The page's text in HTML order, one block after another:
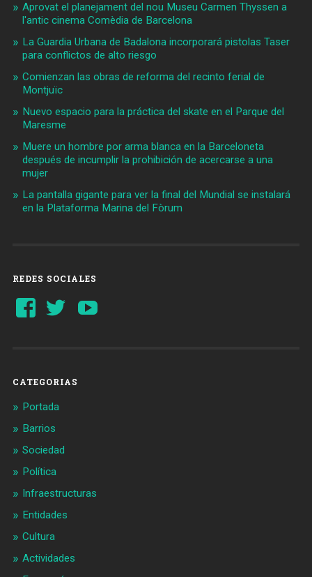
Aprovat el planejament del nou Museu Carmen Thyssen a
l'antic cinema Comèdia de Barcelona
La Guardia Urbana de Badalona incorporará pistolas Taser
para conflictos de alto riesgo
Comienzan las obras de reforma del recinto ferial de
Montjuïc
Nuevo espacio para la práctica del skate en el Parque del
Maresme
Muere un hombre por arma blanca en la Barceloneta
después de incumplir la prohibición de acercarse a una
mujer
La pantalla gigante para ver la final del Mundial se instalará
en la Plataforma Marina del Fòrum
REDES SOCIALES
Ver
perfil
Ver
perfil
CATEGORIAS
Portada
Barrios
Sociedad
Política
Infraestructuras
Entidades
Cultura
Actividades